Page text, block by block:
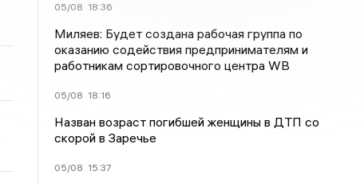
05/08 18:36
Миляев: Будет создана рабочая группа по
оказанию содействия предпринимателям и
работникам сортировочного центра WB
05/08 18:16
Назван возраст погибшей женщины в ДТП со
скорой в Заречье
05/08 15:37